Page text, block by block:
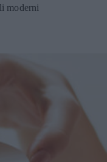
moderni